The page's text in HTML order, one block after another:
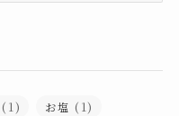
(1) お塩 (1)